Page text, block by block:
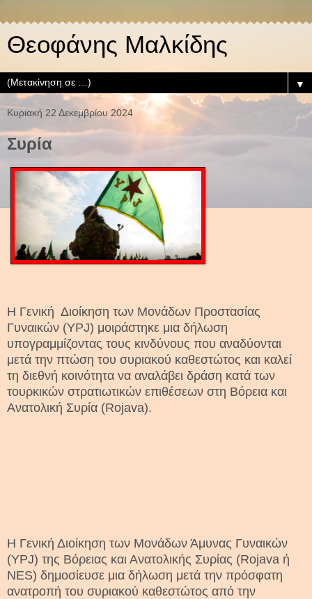
Θεοφάνης Μαλκίδης
▼
Κυριακή 22 Δεκεμβρίου 2024
Συρία
Η Γενική Διοίκηση των Μονάδων Προστασίας
Γυναικών (YPJ) μοιράστηκε μια δήλωση
υπογραμμίζοντας τους κινδύνους που αναδύονται
μετά την πτώση του συριακού καθεστώτος και καλεί
τη διεθνή κοινότητα να αναλάβει δράση κατά των
τουρκικών στρατιωτικών επιθέσεων στη Βόρεια και
Ανατολική Συρία (Rojava).
Η Γενική Διοίκηση των Μονάδων Άμυνας Γυναικών
(YPJ) της Βόρειας και Ανατολικής Συρίας (Rojava ή
NES) δημοσίευσε μια δήλωση μετά την πρόσφατη
ανατροπή του συριακού καθεστώτος από την